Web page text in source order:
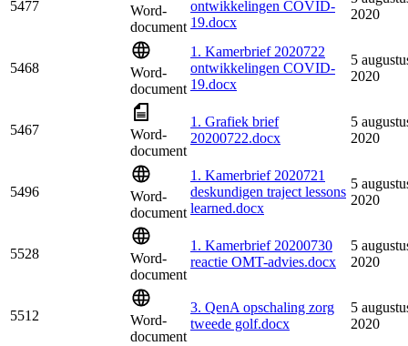
5477
Word-
document
ontwikkelingen COVID-
19.docx
2020
5468
Word-
document
1. Kamerbrief 2020722
ontwikkelingen COVID-
19.docx
5
2020
5467
Word-
document
1. Grafiek brief
20200722.docx
5
2020
5496
Word-
document
1. Kamerbrief 2020721
deskundigen traject lessons
learned.docx
5
2020
5528
Word-
document
1. Kamerbrief 20200730
reactie OMT-advies.docx
5
2020
5512
Word-
document
3. QenA opschaling zorg
tweede golf.docx
5
2020